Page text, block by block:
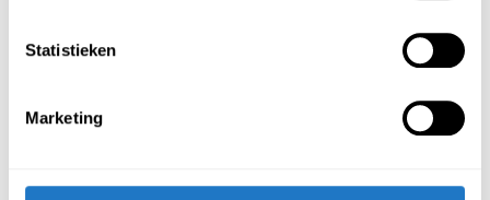
Statistieken
MarketingDeuren met geperforeerd